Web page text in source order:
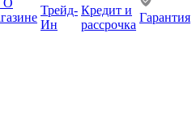
О
Трейд-
Ин
Кредит и
рассрочка
Гарантия